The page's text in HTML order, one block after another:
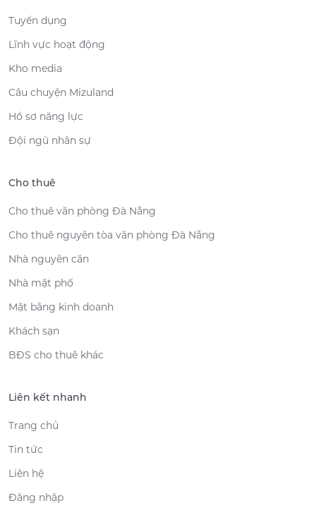
Tuyển dụng
Lĩnh vực hoạt động
Kho media
Câu chuyện Mizuland
Hồ sơ năng lực
Đội ngũ nhân sự
Cho thuê
Cho thuê văn phòng Đà Nẵng
Cho thuê nguyên tòa văn phòng Đà Nẵng
Nhà nguyên căn
Nhà mặt phố
Mặt bằng kinh doanh
Khách sạn
BĐS cho thuê khác
Liên kết nhanh
Trang chủ
Tin tức
Liên hệ
Đăng nhập